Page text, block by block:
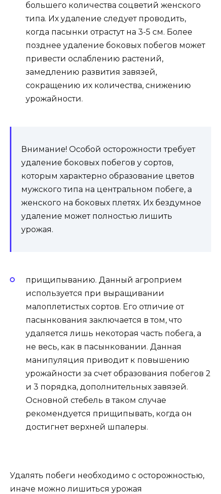
большего количества соцветий женского
типа. Их удаление следует проводить,
когда пасынки отрастут на 3-5 см. Более
позднее удаление боковых побегов может
привести ослаблению растений,
замедлению развития завязей,
сокращению их количества, снижению
урожайности.
Внимание! Особой осторожности требует
удаление боковых побегов у сортов,
которым характерно образование цветов
мужского типа на центральном побеге, а
женского на боковых плетях. Их бездумное
удаление может полностью лишить
урожая.
прищипыванию. Данный агроприем
используется при выращивании
малоплетистых сортов. Его отличие от
пасынкования заключается в том, что
удаляется лишь некоторая часть побега, а
не весь, как в пасынковании. Данная
манипуляция приводит к повышению
урожайности за счет образования побегов 2
и 3 порядка, дополнительных завязей.
Основной стебель в таком случае
рекомендуется прищипывать, когда он
достигнет верхней шпалеры.
Удалять побеги необходимо с осторожностью,
иначе можно лишиться урожая